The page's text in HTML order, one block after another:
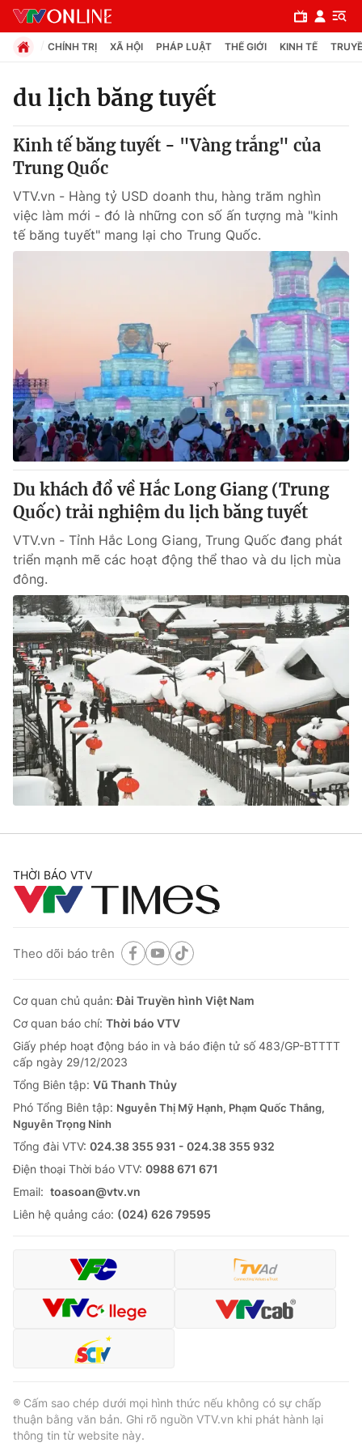
Chuyên mục
Chính trị
Xã hội
Pháp luật
Tin tức
Thế giới đó đây
Câu chuyện quốc tế
Kinh tế
Tài chính
Thị trường
Góc doanh nghiệp
Dữ liệu và đời sống
Truyền hình
Phim VTV
Hậu trường
Nhân vật
Khán giả
Giải sao mai
Giải trí
Điện ảnh
Âm nhạc
Sao
Đời sống
Du lịch
Làm đẹp
Chất lượng cuộc sống
Giáo dục
Tuyển sinh
Học trực tuyến
Công nghệ
Hitech Công nghệ tương lai
Sản phẩm
Thị trường
Tư vấn
Giao lưu trực tuyến
Lịch phát sóng
Chuyên mục khác
Photo Infographic
Video Shorts video
VTV Money VTV Thể thao
VTV Sức khoẻ Bất động sản
Thị trường 24h
VTV4 Vươn mình bằng AI
VTV9
Theo dõi báo trên
CHÍNH TRỊ XÃ HỘI PHÁP LUẬT THẾ GIỚI KINH TẾ
du lịch băng tuyết
Kinh tế băng tuyết - "Vàng trắng" của
Trung Quốc
VTV.vn - Hàng tỷ USD doanh thu, hàng trăm nghìn
việc làm mới - đó là những con số ấn tượng mà "kinh
tế băng tuyết" mang lại cho Trung Quốc.
Du khách đổ về Hắc Long Giang (Trung
Quốc) trải nghiệm du lịch băng tuyết
VTV.vn - Tỉnh Hắc Long Giang, Trung Quốc đang phát
triển mạnh mẽ các hoạt động thể thao và du lịch mùa
đông.
THỜI BÁO VTV
Theo dõi báo trên
Cơ quan chủ quản:Đài Truyền hình Việt Nam
Cơ quan báo chí: Thời báo VTV
Giấy phép hoạt động báo in và báo điện tử số 483/GP-BTTTT
cấp ngày 29/12/2023
Tổng Biên tập: Vũ Thanh Thủy
Phó Tổng Biên tập: Nguyễn Thị Mỹ Hạnh, Phạm Quốc Thắng,
Nguyễn Trọng Ninh
Tổng đài VTV: 024.38 355 931 - 024.38 355 932
Ðiện thoại Thời báo VTV: 0988 671 671
Email: toasoan@vtv.vn
Liên hệ quảng cáo: (024) 626 79595
® Cấm sao chép dưới mọi hình thức nếu không có sự chấp
thuận bằng văn bản. Ghi rõ nguồn VTV.vn khi phát hành lại
thông tin từ website này.